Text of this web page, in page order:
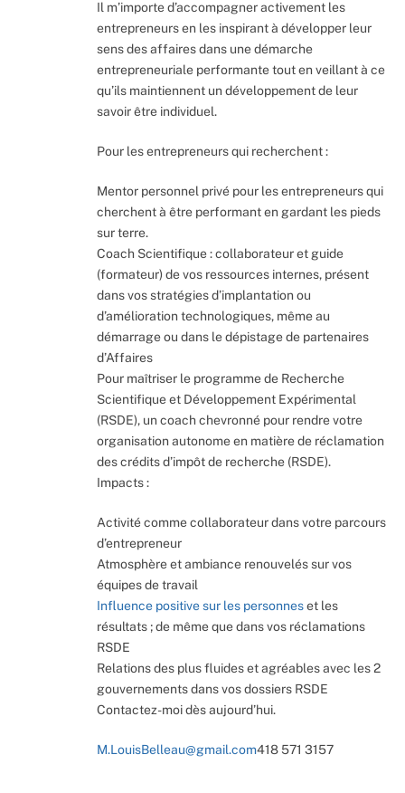
Il m’importe d’accompagner activement les
entrepreneurs en les inspirant à développer leur
sens des affaires dans une démarche
entrepreneuriale performante tout en veillant à ce
qu’ils maintiennent un développement de leur
savoir être individuel.
Pour les entrepreneurs qui recherchent :
Mentor personnel privé pour les entrepreneurs qui
cherchent à être performant en gardant les pieds
sur terre.
Coach Scientifique : collaborateur et guide
(formateur) de vos ressources internes, présent
dans vos stratégies d’implantation ou
d’amélioration technologiques, même au
démarrage ou dans le dépistage de partenaires
d’Affaires
Pour maîtriser le programme de Recherche
Scientifique et Développement Expérimental
(RSDE), un coach chevronné pour rendre votre
organisation autonome en matière de réclamation
des crédits d’impôt de recherche (RSDE).
Impacts :
Activité comme collaborateur dans votre parcours
d’entrepreneur
Atmosphère et ambiance renouvelés sur vos
équipes de travail
Influence positive sur les personneset les
résultats ; de même que dans vos réclamations
RSDE
Relations des plus fluides et agréables avec les 2
gouvernements dans vos dossiers RSDE
Contactez-moi dès aujourd’hui.
M.LouisBelleau@gmail.com418 571 3157